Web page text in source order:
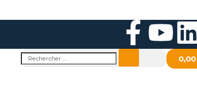
F
a
Y
o i
Rechercher